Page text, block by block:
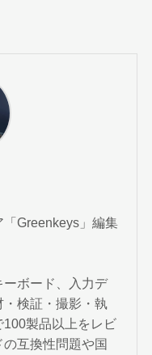
Greenkeys」編集
ーボード、入力デ
検証・撮影・執
製品以上をレビ
の互換性問題や国